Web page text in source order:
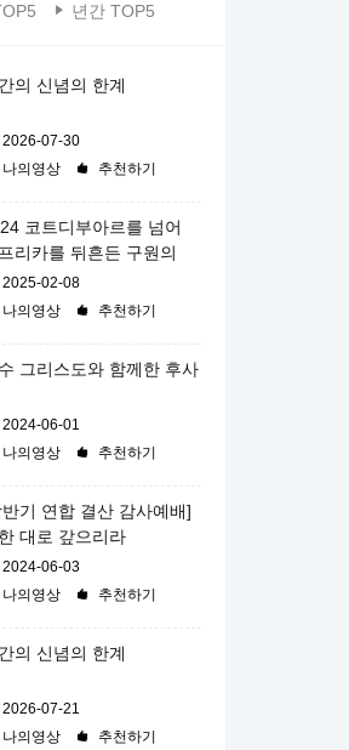
년간 TOP5
의 신념의 한계
2026-07-30
나의영상
추천하기
코트디부아르를 넘어
리카를 뒤흔든 구원의
2025-02-08
나의영상
추천하기
그리스도와 함께한 후사
2024-06-01
나의영상
추천하기
반기 연합 결산 감사예배]
대로 갚으리라
2024-06-03
나의영상
추천하기
의 신념의 한계
2026-07-21
나의영상
추천하기